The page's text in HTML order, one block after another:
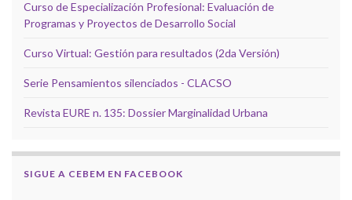
Curso de Especialización Profesional: Evaluación de
Programas y Proyectos de Desarrollo Social
Curso Virtual: Gestión para resultados (2da Versión)
Serie Pensamientos silenciados - CLACSO
Revista EURE n. 135: Dossier Marginalidad Urbana
SIGUE A CEBEM EN FACEBOOK